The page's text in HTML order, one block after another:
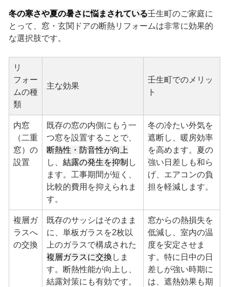
冬の寒さや夏の暑さに悩まされている壬生町のご家庭に
とって、窓・玄関ドアの断熱リフォームは非常に効果的
な選択肢です。
リ
フォー
ムの種
類
主な効果
壬生町でのメリッ
ト
内窓
（二重
窓）の
設置
既存の窓の内側にもう一
つ窓を設置することで、
断熱性・防音性が向上
し、 結露の発生を抑制 し
ます。工事期間が短く、
比較的費用を抑えられま
す。
冬の冷たい外気を
遮断し、暖房効率
を高めます。夏の
強い日差しも和ら
げ、エアコンの負
担を軽減します。
複層ガ
ラスへ
の交換
既存のサッシはそのまま
に、単板ガラスを2枚以
上のガラスで構成された
複層ガラスに交換 しま
す。断熱性能が向上し、
結露対策にも有効です。
窓からの熱損失を
低減し、室内の温
度を安定させま
す。特に日中の日
差しが強い時期に
は、遮熱効果も期